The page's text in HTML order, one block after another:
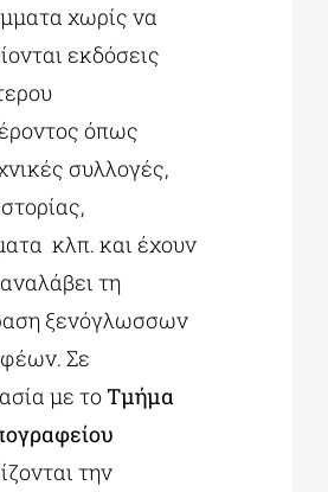
χωρίς να
εκδόσεις
όπως
συλλογές,
κλπ. και έχουν
τη
ξενόγλωσσων
Σε
με τοΤμήμα
την